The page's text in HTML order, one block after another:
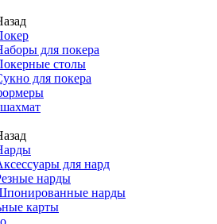
для покера
столы
для покера
для нард
нарды
нарды
карты